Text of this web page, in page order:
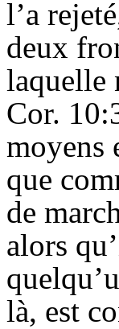
l’a
deux
laquelle
Cor.
moyens
que
de
alors
là, est